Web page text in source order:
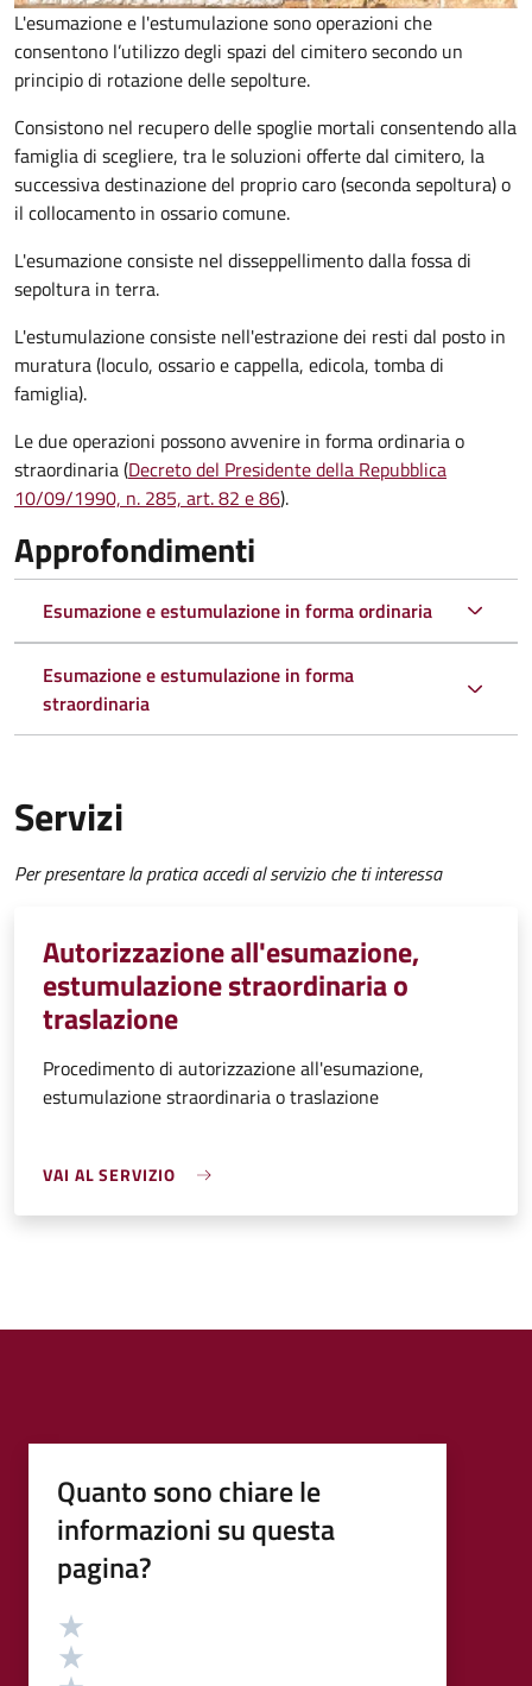
L'esumazione e l'estumulazione sono operazioni che
consentono l’utilizzo degli spazi del cimitero secondo un
principio di rotazione delle sepolture.
Consistono nel recupero delle spoglie mortali consentendo alla
famiglia di scegliere, tra le soluzioni offerte dal cimitero, la
successiva destinazione del proprio caro (seconda sepoltura)o
il collocamento in ossario comune.
L'esumazione consiste nel disseppellimento dalla fossa di
sepoltura in terra.
L'estumulazione consiste nell'estrazione dei resti dal posto in
muratura (loculo, ossario e cappella, edicola, tomba di
famiglia).
Le due operazioni possono avvenire in forma ordinaria o
straordinaria (Decreto del Presidente della Repubblica
10/09/1990, n. 285, art. 82 e 86).
Approfondimenti
Esumazione e estumulazione in forma ordinaria
Esumazione e estumulazione in forma
straordinaria
Servizi
Per presentare la pratica accedi al servizio che ti interessa
Autorizzazione all'esumazione,
estumulazione straordinaria o
traslazione
Procedimento di autorizzazione all'esumazione,
estumulazione straordinaria o traslazione
VAI AL SERVIZIO
Quanto sono chiare le
informazioni su questa
pagina?
Valutazione